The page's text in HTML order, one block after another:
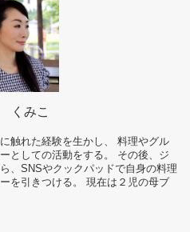
くみこ
触れた経験を生かし、 料理やグル
としての活動をする。 その後、ジ
、SNSやクックパッドで自身の料理
を引きつける。 現在は２児の母ブ